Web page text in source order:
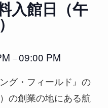
入館日（午
–09:00 PM
グ・フィールド』の
の創業の地にある航